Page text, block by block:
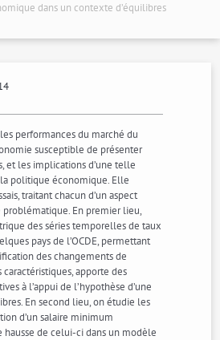
dans un contexte d’équilibres
performances du marché du
susceptible de présenter
et les implications d’une telle
politique économique. Elle
traitant chacun d’un aspect
En premier lieu,
des séries temporelles de taux
pays de l’OCDE, permettant
des changements de
apporte des
à l’appui de l’hypothèse d’une
En second lieu, on étudie les
d’un salaire minimum
hausse de celui-ci dans un modèle